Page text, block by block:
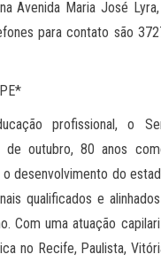
Avenida Maria José
para contato são
profissional, o
outubro, 80 anos
desenvolvimento do
qualificados e
Com uma atuação
no Recife, Paulista,